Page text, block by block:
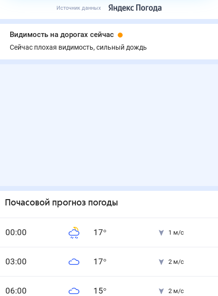
Источник данных
Видимость на дорогах сейчас
Сейчас плохая видимость, сильный дождь
Почасовой прогноз погоды
00:00 17° 1 м/с
03:00 17° 2 м/с
06:00 15° 2 м/с